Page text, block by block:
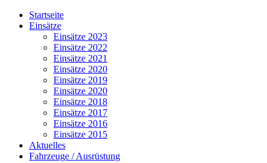
Startseite
Einsätze
Einsätze 2023
Einsätze 2022
Einsätze 2021
Einsätze 2020
Einsätze 2019
Einsätze 2020
Einsätze 2018
Einsätze 2017
Einsätze 2016
Einsätze 2015
Aktuelles
Fahrzeuge / Ausrüstung
Monat
JahrMonat